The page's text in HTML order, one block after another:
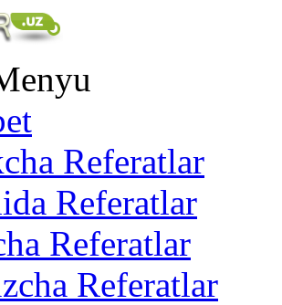
Referatlar
Referatlar
Referatlar
Referatlar